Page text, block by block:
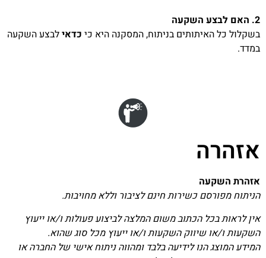
2. האם לבצע השקעה
בשקלול כל האיתותים בניתוח, המסקנה היא כי כדאילבצע השקעה
במדד.
אזהרה
אזהרת השקעה
הניתוח מפורסם כשירות חינם לציבור וללא מחויבות.
אין לראות בכל הכתוב משום המלצה לביצוע פעולות ו/או ייעוץ
השקעות ו/או שיווק השקעות ו/או ייעוץ מכל סוג שהוא.
המידע המוצג הנו לידיעה בלבד ומהווה ניתוח אישי של החברה או